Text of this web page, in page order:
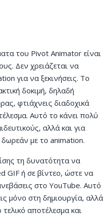
του Pivot Animator είναι
Δεν χρειάζεται να
για να ξεκινήσεις. Το
δοκιμή, δηλαδή
φτιάχνεις διαδοχικά
Αυτό το κάνει πολύ
αλλά και για
δωρεάν με το animation.
τη δυνατότητα να
GIF ή σε βίντεο, ώστε να
στο YouTube. Αυτό
μόνο στη δημιουργία, αλλά
αποτέλεσμα και